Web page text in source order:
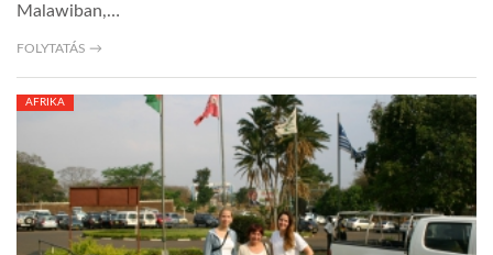
Malawiban,…
FOLYTATÁS →
AFRIKA